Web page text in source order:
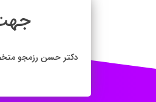
دکتر حسن رزمجو